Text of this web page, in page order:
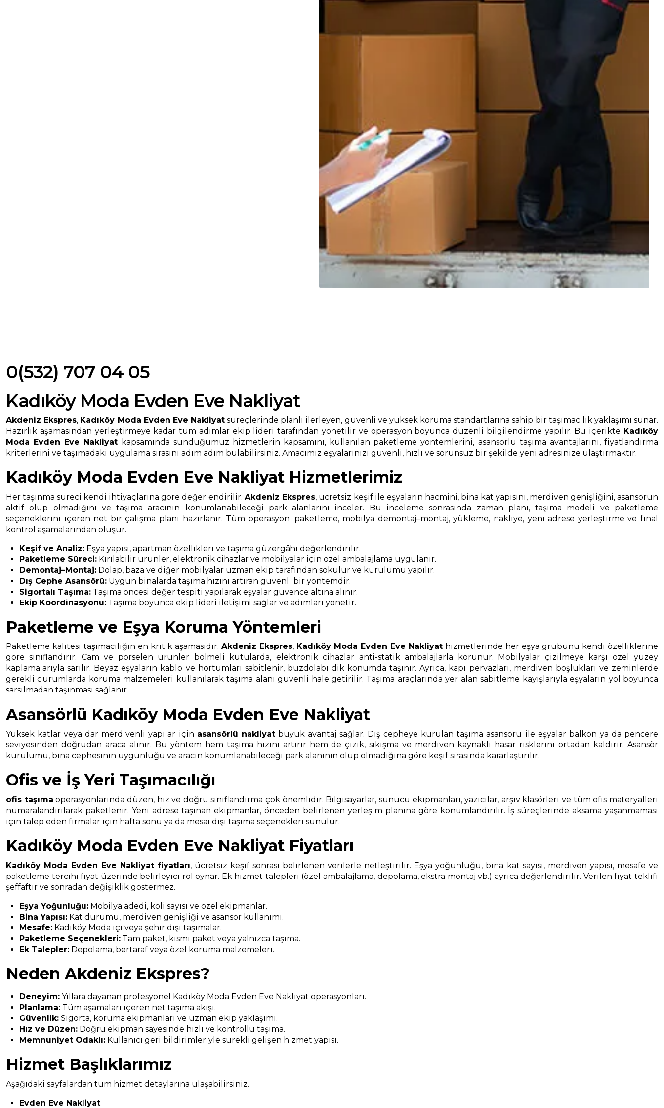
0(532) 707 04 05
Kadıköy Moda Evden Eve Nakliyat
Akdeniz Ekspres, Kadıköy Moda Evden Eve Nakliyatsüreçlerinde planlı ilerleyen, güvenli ve yüksek koruma standartlarına sahip bir taşımacılık yaklaşımı sunar.
Hazırlık aşamasından yerleştirmeye kadar tüm adımlar ekip lideri tarafından yönetilir ve operasyon boyunca düzenli bilgilendirme yapılır. Bu içerikte Kadıköy
Moda Evden Eve Nakliyat kapsamında sunduğumuz hizmetlerin kapsamını, kullanılan paketleme yöntemlerini, asansörlü taşıma avantajlarını, fiyatlandırma
kriterlerini ve taşımadaki uygulama sırasını adım adım bulabilirsiniz. Amacımız eşyalarınızı güvenli, hızlı ve sorunsuz bir şekilde yeni adresinize ulaştırmaktır.
Kadıköy Moda Evden Eve Nakliyat Hizmetlerimiz
Her taşınma süreci kendi ihtiyaçlarına göre değerlendirilir.Akdeniz Ekspres, ücretsiz keşif ile eşyaların hacmini, bina kat yapısını, merdiven genişliğini, asansörün
aktif olup olmadığını ve taşıma aracının konumlanabileceği park alanlarını inceler. Bu inceleme sonrasında zaman planı, taşıma modeli ve paketleme
seçeneklerini içeren net bir çalışma planı hazırlanır. Tüm operasyon; paketleme, mobilya demontaj–montaj, yükleme, nakliye, yeni adrese yerleştirme ve final
kontrol aşamalarından oluşur.
Keşif ve Analiz: Eşya yapısı, apartman özellikleri ve taşıma güzergâhı değerlendirilir.
Paketleme Süreci: Kırılabilir ürünler, elektronik cihazlar ve mobilyalar için özel ambalajlama uygulanır.
Demontaj–Montaj: Dolap, baza ve diğer mobilyalar uzman ekip tarafından sökülür ve kurulumu yapılır.
Dış Cephe Asansörü: Uygun binalarda taşıma hızını artıran güvenli bir yöntemdir.
Sigortalı Taşıma: Taşıma öncesi değer tespiti yapılarak eşyalar güvence altına alınır.
Ekip Koordinasyonu: Taşıma boyunca ekip lideri iletişimi sağlar ve adımları yönetir.
Paketleme ve Eşya Koruma Yöntemleri
Paketleme kalitesi taşımacılığın en kritik aşamasıdır. Akdeniz Ekspres, Kadıköy Moda Evden Eve Nakliyat hizmetlerinde her eşya grubunu kendi özelliklerine
göre sınıflandırır. Cam ve porselen ürünler bölmeli kutularda, elektronik cihazlar anti-statik ambalajlarla korunur. Mobilyalar çizilmeye karşı özel yüzey
kaplamalarıyla sarılır. Beyaz eşyaların kablo ve hortumları sabitlenir, buzdolabı dik konumda taşınır. Ayrıca, kapı pervazları, merdiven boşlukları ve zeminlerde
gerekli durumlarda koruma malzemeleri kullanılarak taşıma alanı güvenli hale getirilir. Taşıma araçlarında yer alan sabitleme kayışlarıyla eşyaların yol boyunca
sarsılmadan taşınması sağlanır.
Asansörlü Kadıköy Moda Evden Eve Nakliyat
Yüksek katlar veya dar merdivenli yapılar için asansörlü nakliyatbüyük avantaj sağlar. Dış cepheye kurulan taşıma asansörü ile eşyalar balkon ya da pencere
seviyesinden doğrudan araca alınır. Bu yöntem hem taşıma hızını artırır hem de çizik, sıkışma ve merdiven kaynaklı hasar risklerini ortadan kaldırır. Asansör
kurulumu, bina cephesinin uygunluğu ve aracın konumlanabileceği park alanının olup olmadığına göre keşif sırasında kararlaştırılır.
Ofis ve İş Yeri Taşımacılığı
ofis taşıma operasyonlarında düzen, hız ve doğru sınıflandırma çok önemlidir. Bilgisayarlar, sunucu ekipmanları, yazıcılar, arşiv klasörleri ve tüm ofis materyalleri
numaralandırılarak paketlenir. Yeni adrese taşınan ekipmanlar, önceden belirlenen yerleşim planına göre konumlandırılır. İş süreçlerinde aksama yaşanmaması
için talep eden firmalar için hafta sonu ya da mesai dışı taşıma seçenekleri sunulur.
Kadıköy Moda Evden Eve Nakliyat Fiyatları
Kadıköy Moda Evden Eve Nakliyat fiyatları, ücretsiz keşif sonrası belirlenen verilerle netleştirilir. Eşya yoğunluğu, bina kat sayısı, merdiven yapısı, mesafe ve
paketleme tercihi fiyat üzerinde belirleyici rol oynar. Ek hizmet talepleri (özel ambalajlama, depolama, ekstra montaj vb.) ayrıca değerlendirilir. Verilen fiyat teklifi
şeffaftır ve sonradan değişiklik göstermez.
Eşya Yoğunluğu: Mobilya adedi, koli sayısı ve özel ekipmanlar.
Bina Yapısı: Kat durumu, merdiven genişliği ve asansör kullanımı.
Mesafe: Kadıköy Moda içi veya şehir dışı taşımalar.
Paketleme Seçenekleri: Tam paket, kısmi paket veya yalnızca taşıma.
Ek Talepler: Depolama, bertaraf veya özel koruma malzemeleri.
Neden Akdeniz Ekspres?
Deneyim: Yıllara dayanan profesyonel Kadıköy Moda Evden Eve Nakliyat operasyonları.
Planlama: Tüm aşamaları içeren net taşıma akışı.
Güvenlik: Sigorta, koruma ekipmanları ve uzman ekip yaklaşımı.
Hız ve Düzen: Doğru ekipman sayesinde hızlı ve kontrollü taşıma.
Memnuniyet Odaklı: Kullanıcı geri bildirimleriyle sürekli gelişen hizmet yapısı.
Hizmet Başlıklarımız
Aşağıdaki sayfalardan tüm hizmet detaylarına ulaşabilirsiniz.
Evden Eve Nakliyat